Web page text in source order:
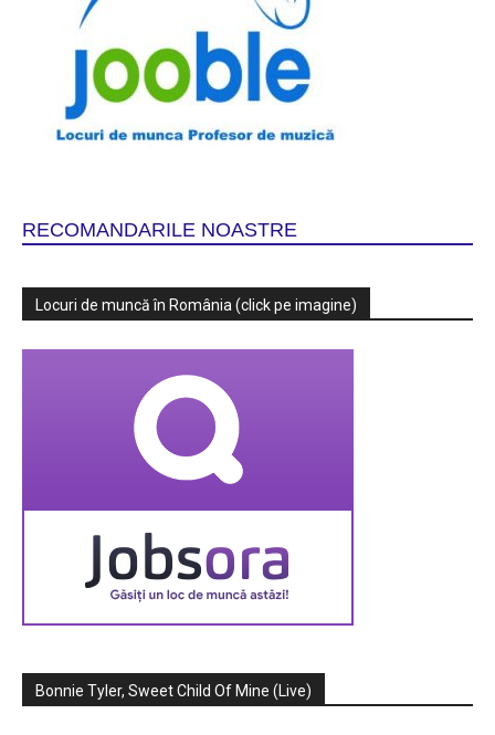
RECOMANDARILE NOASTRE
Locuri de muncă în România (click pe imagine)
Bonnie Tyler, Sweet Child Of Mine (Live)